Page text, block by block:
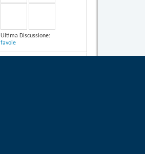
Ultima Discussione:
favole